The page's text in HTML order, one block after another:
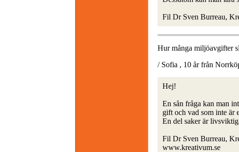
Fil Dr Sven Burreau,
Hur många miljöavgifter
/ Sofia , 10 år från
Hej!
En sån fråga kan man
gift och vad som inte är
En del saker är
Fil Dr Sven Burreau,
www.kreativum.se